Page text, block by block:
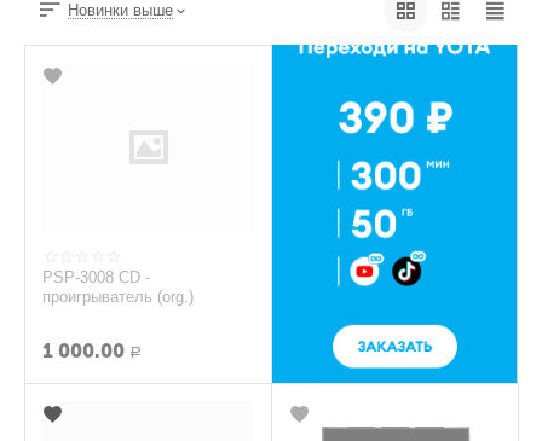
Новинки выше
PSP-3008 CD -
проигрыватель (org.)
1 000.00 Р